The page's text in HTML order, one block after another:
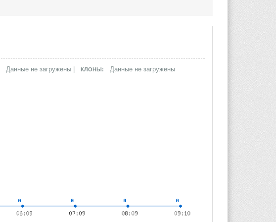
Данные не загружены | КЛОНЫ: Данные не загружены